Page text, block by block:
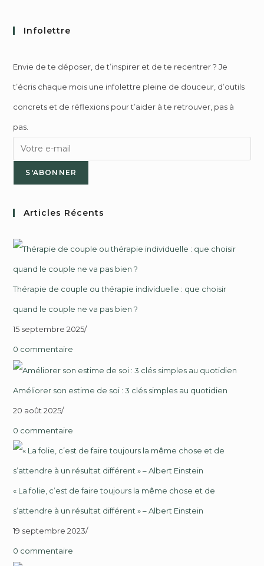
Infolettre
Envie de te déposer, de t’inspirer et de te recentrer ? Je
t’écris chaque mois une infolettre pleine de douceur, d’outils
concrets et de réflexions pour t’aider à te retrouver, pas à
pas.
S'ABONNER
Articles Récents
Thérapie de couple ou thérapie individuelle : que choisir
quand le couple ne va pas bien ?
15 septembre 2025/
0 commentaire
Améliorer son estime de soi : 3 clés simples au quotidien
20 août 2025/
0 commentaire
« La folie, c’est de faire toujours la même chose et de
s’attendre à un résultat différent » – Albert Einstein
19 septembre 2023/
0 commentaire